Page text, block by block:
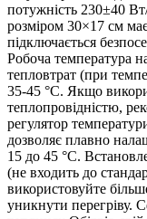
потужність 230±40
розміром 30×17 см
підключається
Робоча температура
тепловтрат (при
35-45 °C. Якщо
теплопровідністю,
регулятор
дозволяє плавно
15 до 45 °C.
(не входить до
використовуйте
уникнути перегріву.